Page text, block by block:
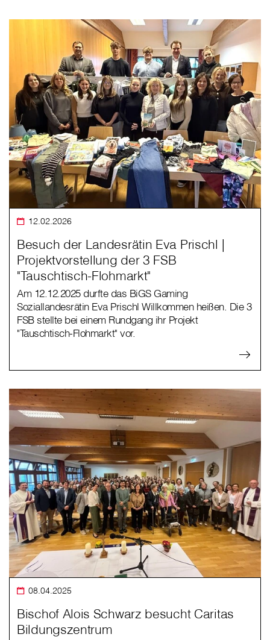
12.02.2026
Besuch der Landesrätin Eva Prischl |
Projektvorstellung der 3 FSB
"Tauschtisch-Flohmarkt"
Am 12.12.2025 durfte das BiGS Gaming
Soziallandesrätin Eva Prischl Willkommen heißen. Die 3
FSB stellte bei einem Rundgang ihr Projekt
"Tauschtisch-Flohmarkt" vor.
08.04.2025
Bischof Alois Schwarz besucht Caritas
Bildungszentrum